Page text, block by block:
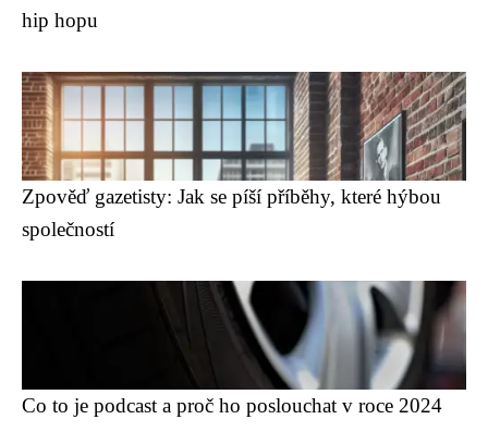
hip hopu
Zpověď gazetisty: Jak se píší příběhy, které hýbou
společností
Co to je podcast a proč ho poslouchat v roce 2024